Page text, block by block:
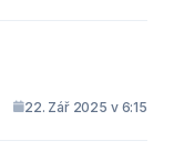
22. Zář 2025 v 6:15